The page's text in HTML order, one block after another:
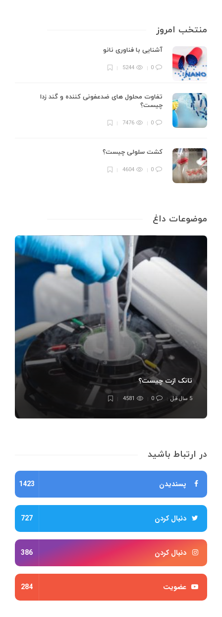
منتخب امروز
آشنایی با فناوری نانو
0
5244
تفاوت محلول های ضدعفونی کننده و گند زدا
چیست؟
0
7476
کشت سلولی چیست؟
0
4604
موضوعات داغ
تانک ازت چیست؟
5 سال قبل 0
4581
در ارتباط باشید
پسندیدن 1423
دنبال کردن 727
دنبال کردن 386
عضویت 284